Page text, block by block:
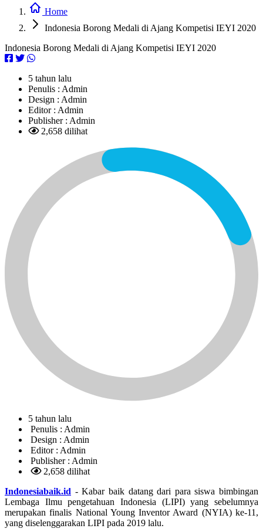
Home
Indonesia Borong Medali di Ajang Kompetisi IEYI 2020
Indonesia Borong Medali di Ajang Kompetisi IEYI 2020
5 tahun lalu
Penulis : Admin
Design : Admin
Editor : Admin
Publisher : Admin
2,658 dilihat
5 tahun lalu
Penulis : Admin
Design : Admin
Editor : Admin
Publisher : Admin
2,658 dilihat
Indonesiabaik.id - Kabar baik datang dari para siswa bimbingan
Lembaga Ilmu pengetahuan Indonesia (LIPI) yang sebelumnya
merupakan finalis National Young Inventor Award (NYIA) ke-11,
yang diselenggarakan LIPI pada 2019 lalu.